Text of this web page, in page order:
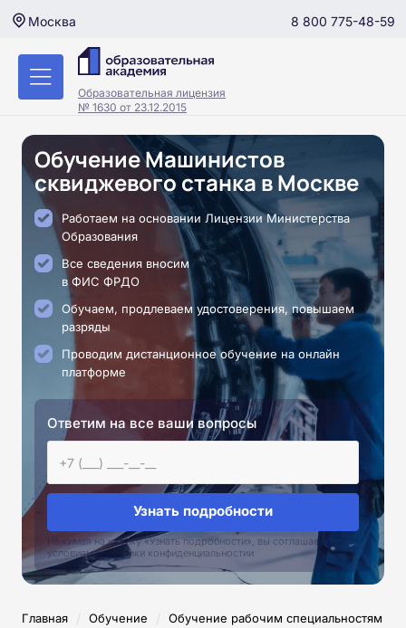
Москва 8 800 775-48-59
Образовательная лицензия
№ 1630 от 23.12.2015
Обучение Машинистов
сквиджевого станка в Москве
Работаем на основании Лицензии Министерства
Образования
Все сведения вносим
в ФИС ФРДО
Обучаем, продлеваем удостоверения, повышаем
разряды
Проводим дистанционное обучение на онлайн
платформе
Ответим на все ваши вопросы
Узнать подробности
Нажимая на кнопку «Узнать подробности», вы соглашаетесь с
условиями политики конфиденциальностии
Главная / Обучение / Обучение рабочим специальностям